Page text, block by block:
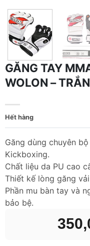
GĂNG TAY
WOLON –
Găng dùng chuyên
Kickboxing.
Chất liệu da PU cao
Thiết kế lòng găng
Phần mu bàn tay và
bảo bệ.
Hết hàng